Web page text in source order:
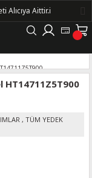
HT14711Z5T900
, TÜM YEDEK
Alıcıya Aittir.ℹ️